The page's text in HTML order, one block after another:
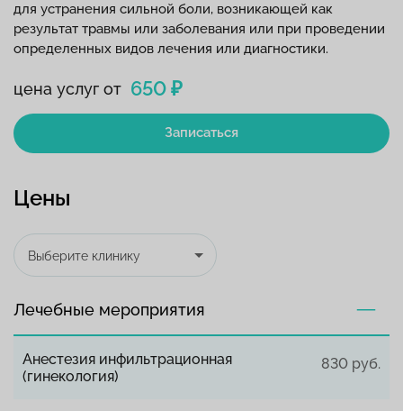
цена услуг от 650 ₽
Записаться
для устранения сильной боли, возникающей как
результат травмы или заболевания или при проведении
определенных видов лечения или диагностики.
Цены
Выберите клинику
Лечебные мероприятия
Анестезия инфильтрационная
(гинекология)
830 руб.